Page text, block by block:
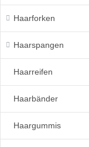
Haarforken
Haarspangen
Haarreifen
Haarbänder
Haargummis